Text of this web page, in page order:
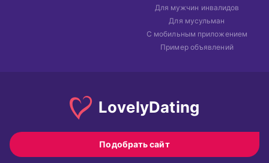
Для мужчин инвалидов
Для мусульман
С мобильным приложением
Пример объявлений
LovelyDating
Подобрать сайт